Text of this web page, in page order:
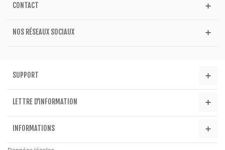
CONTACT
NOS RÉSEAUX SOCIAUX
SUPPORT
LETTRE D'INFORMATION
INFORMATIONS